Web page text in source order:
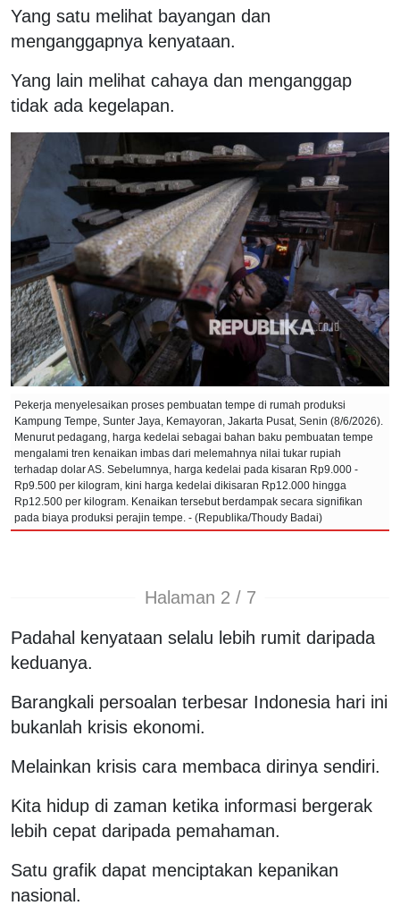
Yang satu melihat bayangan dan
menganggapnya kenyataan.
Yang lain melihat cahaya dan menganggap
tidak ada kegelapan.
Pekerja menyelesaikan proses pembuatan tempe di rumah produksi
Kampung Tempe, Sunter Jaya, Kemayoran, Jakarta Pusat, Senin (8/6/2026).
Menurut pedagang, harga kedelai sebagai bahan baku pembuatan tempe
mengalami tren kenaikan imbas dari melemahnya nilai tukar rupiah
terhadap dolar AS. Sebelumnya, harga kedelai pada kisaran Rp9.000 -
Rp9.500 per kilogram, kini harga kedelai dikisaran Rp12.000 hingga
Rp12.500 per kilogram. Kenaikan tersebut berdampak secara signifikan
pada biaya produksi perajin tempe. - (Republika/Thoudy Badai)
Halaman 2 / 7
Padahal kenyataan selalu lebih rumit daripada
keduanya.
Barangkali persoalan terbesar Indonesia hari ini
bukanlah krisis ekonomi.
Melainkan krisis cara membaca dirinya sendiri.
Kita hidup di zaman ketika informasi bergerak
lebih cepat daripada pemahaman.
Satu grafik dapat menciptakan kepanikan
nasional.